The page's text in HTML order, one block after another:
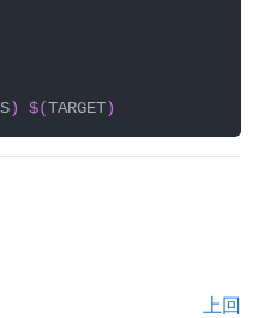
) $(TARGET)
上回